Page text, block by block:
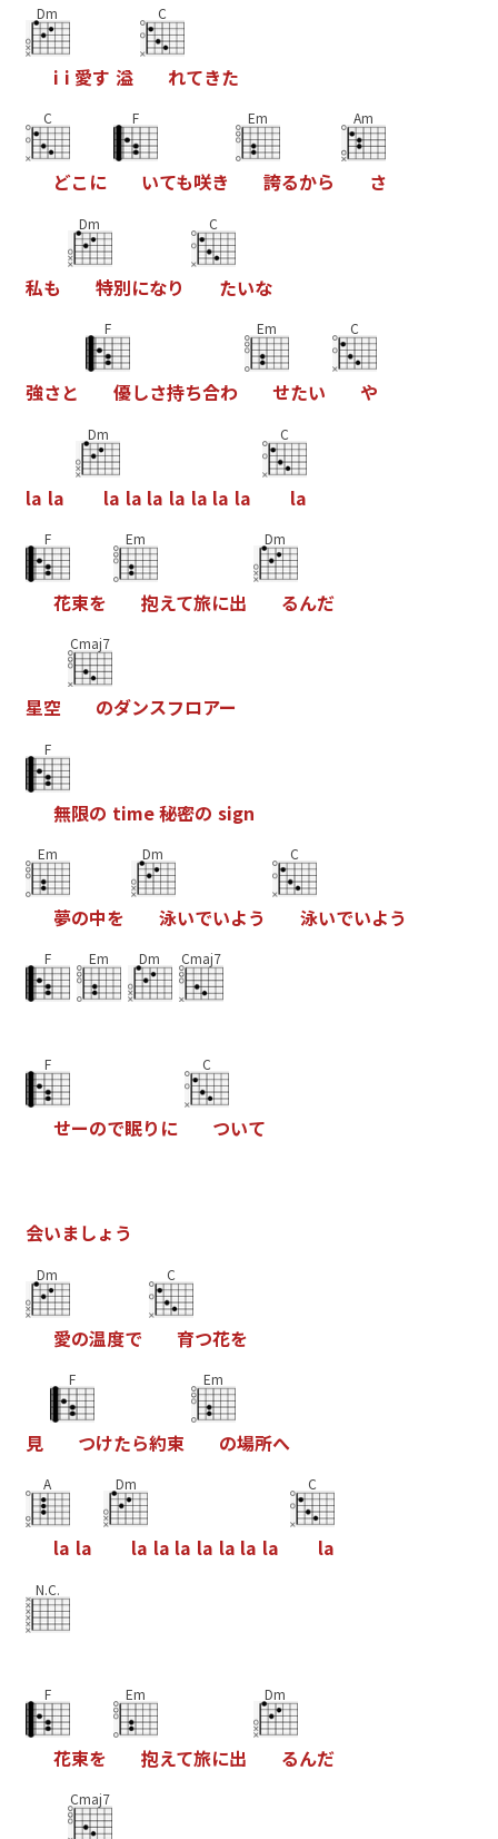
Dm
i i 愛す 溢
C
れてきた
C
どこ に
F
いても咲き
Em
誇るから
Am
さ
私も
Dm
特別になり
C
たいな
強さと
F
優しさ持ち合わ
Em
せたい
C
や
la la
Dm
la la la la la la la
C
la
F
花束を
Em
抱えて旅に出
Dm
るんだ
星空
Cmaj7
のダンスフロアー
F
無限の time秘密の sign
Em
夢の中を
Dm
泳いでいよう
C
泳いでいよう
F Em Dm Cmaj7
F
せーので眠り に
C
ついて
会いましょ う
Dm
愛の温度で
C
育つ花を
見
F
つけたら約束
Em
の場所へ
A
la la
Dm
la la la la la la la
C
la
N.C.
F
花束を
Em
抱えて旅に出
Dm
るんだ
Cmaj7